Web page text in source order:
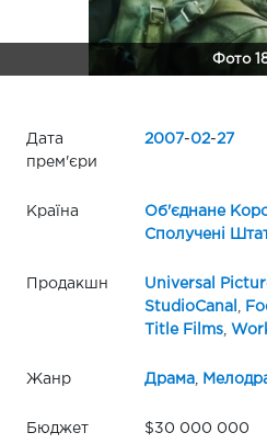
Фото
Дата
прем'єри
2007-02-27
Країна Об'єднане
Сполучені
Продакшн Universal
StudioCanal
Title Films,
Жанр Драма,
Бюджет $30 000 000